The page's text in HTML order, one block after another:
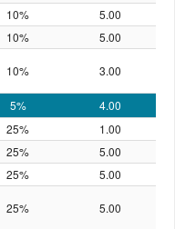
10%
5.00
10%
5.00
10% 3.00
5%
4.00
25%
1.00
25%
5.00
25%
5.00
25% 5.00